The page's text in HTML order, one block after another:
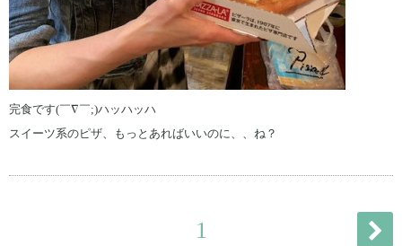
完食です(￣∇￣;)ハッハッハ
スイーツ系のピザ、もっとあればいいのに、、ね？
1